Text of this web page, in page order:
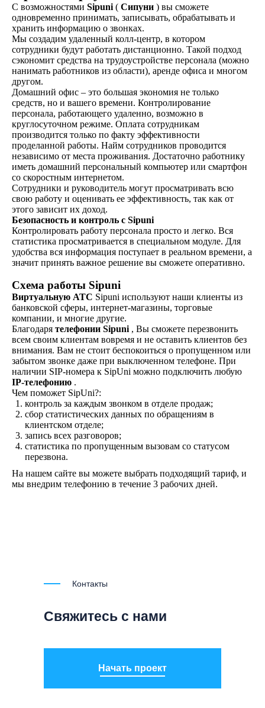
С возможностями Sipuni ( Сипуни ) вы сможете
одновременно принимать, записывать, обрабатывать и
хранить информацию о звонках.
Мы создадим удаленный колл-центр, в котором
сотрудники будут работать дистанционно. Такой подход
сэкономит средства на трудоустройстве персонала (можно
нанимать работников из области), аренде офиса и многом
другом.
Домашний офис – это большая экономия не только
средств, но и вашего времени. Контролирование
персонала, работающего удаленно, возможно в
круглосуточном режиме. Оплата сотрудникам
производится только по факту эффективности
проделанной работы. Найм сотрудников проводится
независимо от места проживания. Достаточно работнику
иметь домашний персональный компьютер или смартфон
со скоростным интернетом.
Сотрудники и руководитель могут просматривать всю
свою работу и оценивать ее эффективность, так как от
этого зависит их доход.
Безопасность и контроль с Sipuni
Контролировать работу персонала просто и легко. Вся
статистика просматривается в специальном модуле. Для
удобства вся информация поступает в реальном времени, а
значит принять важное решение вы сможете оперативно.
Схема работы Sipuni
Виртуальную АТС Sipuni используют наши клиенты из
банковской сферы, интернет-магазины, торговые
компании, и многие другие.
Благодаря телефонии Sipuni , Вы сможете перезвонить
всем своим клиентам вовремя и не оставить клиентов без
внимания. Вам не стоит беспокоиться о пропущенном или
забытом звонке даже при выключенном телефоне. При
наличии SIP-номера к SipUni можно подключить любую
IP-телефонию .
Чем поможет SipUni?:
контроль за каждым звонком в отделе продаж;
сбор статистических данных по обращениям в
клиентском отделе;
запись всех разговоров;
статистика по пропущенным вызовам со статусом
перезвона.
На нашем сайте вы можете выбрать подходящий тариф, и
мы внедрим телефонию в течение 3 рабочих дней.
Контакты
Свяжитесь с нами
Начать проект